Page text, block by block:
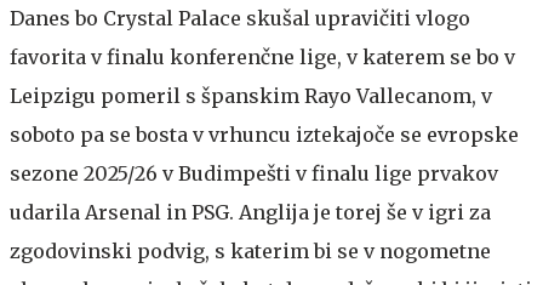
Danes bo Crystal Palace skušal upravičiti vlogo
favorita v finalu konferenčne lige, v katerem se bo v
Leipzigu pomeril s španskim Rayo Vallecanom, v
soboto pa se bosta v vrhuncu iztekajoče se evropske
sezone 2025/26 v Budimpešti v finalu lige prvakov
udarila Arsenal in PSG. Anglija je torej še v igri za
zgodovinski podvig, s katerim bi se v nogometne